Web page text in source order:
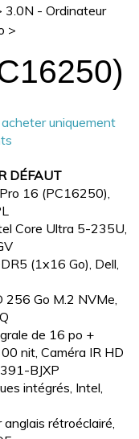
3.0N - Ordinateur
>
uniquement
DÉFAUT
16 (PC16250),
Core Ultra 5-235U,
(1x16 Go), Dell,
256 Go M.2 NVMe,
de 16 po +
nit, Caméra IR HD
BJXP
intégrés, Intel,
rétroéclairé,